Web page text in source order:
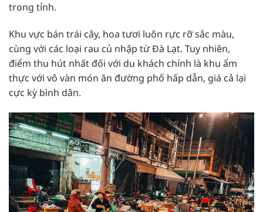
trong tỉnh.
Khu vực bán trái cây, hoa tươi luôn rực rỡ sắc màu,
cùng với các loại rau củ nhập từ Đà Lạt. Tuy nhiên,
điểm thu hút nhất đối với du khách chính là khu ẩm
thực với vô vàn món ăn đường phố hấp dẫn, giá cả lại
cực kỳ bình dân.